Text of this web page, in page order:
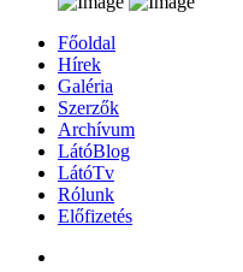
Főoldal
Hírek
Galéria
Szerzők
Archívum
LátóBlog
LátóTv
Rólunk
Előfizetés